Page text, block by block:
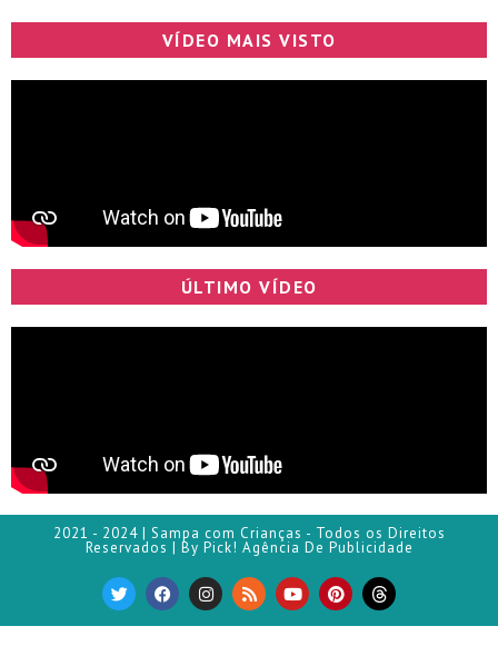
VÍDEO MAIS VISTO
ÚLTIMO VÍDEO
2021 - 2024 | Sampa com Crianças - Todos os Direitos
Reservados | By Pick! Agência De Publicidade